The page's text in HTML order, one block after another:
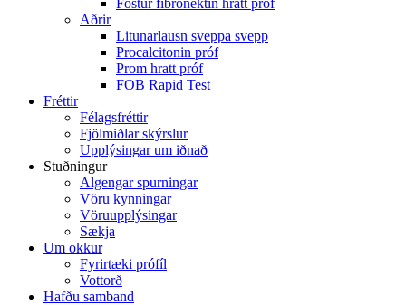
Fóstur fíbrónektín hratt próf
Aðrir
Litunarlausn sveppa svepp
Procalcitonin próf
Prom hratt próf
FOB Rapid Test
Fréttir
Félagsfréttir
Fjölmiðlar skýrslur
Upplýsingar um iðnað
Stuðningur
Algengar spurningar
Vöru kynningar
Vöruupplýsingar
Sækja
Um okkur
Fyrirtæki prófíl
Vottorð
Hafðu samband